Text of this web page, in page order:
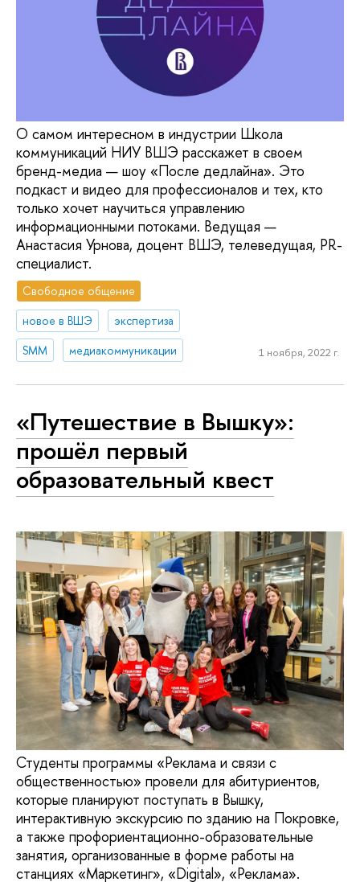
О самом интересном в индустрии Школа
коммуникаций НИУ ВШЭ расскажет в своем
бренд-медиа — шоу «После дедлайна». Это
подкаст и видео для профессионалов и тех, кто
только хочет научиться управлению
информационными потоками. Ведущая —
Анастасия Урнова, доцент ВШЭ, телеведущая, PR-
специалист.
Свободное общение
новое в ВШЭ
экспертиза
SMM
медиакоммуникации 1 ноября, 2022 г.
«Путешествие в Вышку»:
прошёл первый
образовательный квест
Студенты программы «Реклама и связи с
общественностью» провели для абитуриентов,
которые планируют поступать в Вышку,
интерактивную экскурсию по зданию на Покровке,
а также профориентационно-образовательные
занятия, организованные в форме работы на
станциях «Маркетинг», «Digital», «Реклама».